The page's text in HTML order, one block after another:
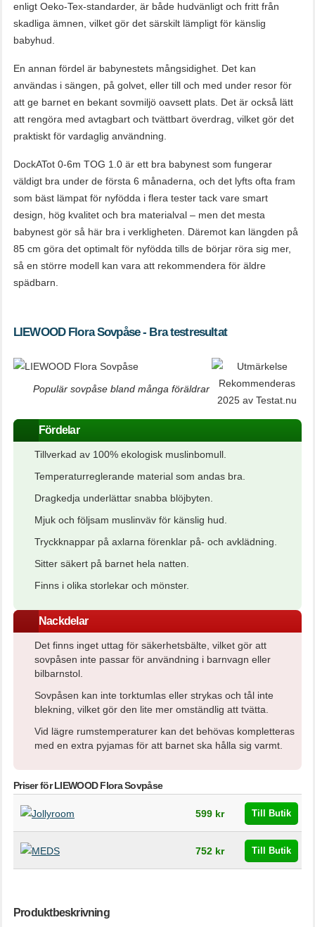
enligt Oeko-Tex-standarder, är både hudvänligt och fritt från
skadliga ämnen, vilket gör det särskilt lämpligt för känslig
babyhud.
En annan fördel är babynestets mångsidighet. Det kan
användas i sängen, på golvet, eller till och med under resor för
att ge barnet en bekant sovmiljö oavsett plats. Det är också lätt
att rengöra med avtagbart och tvättbart överdrag, vilket gör det
praktiskt för vardaglig användning.
DockATot 0-6m TOG 1.0 är ett bra babynest som fungerar
väldigt bra under de första 6 månaderna, och det lyfts ofta fram
som bäst lämpat för nyfödda i flera tester tack vare smart
design, hög kvalitet och bra materialval – men det mesta
babynest gör så här bra i verkligheten. Däremot kan längden på
85 cm göra det optimalt för nyfödda tills de börjar röra sig mer,
så en större modell kan vara att rekommendera för äldre
spädbarn.
LIEWOOD Flora Sovpåse - Bra testresultat
Populär sovpåse bland många föräldrar
Fördelar
Tillverkad av 100% ekologisk muslinbomull.
Temperaturreglerande material som andas bra.
Dragkedja underlättar snabba blöjbyten.
Mjuk och följsam muslinväv för känslig hud.
Tryckknappar på axlarna förenklar på- och avklädning.
Sitter säkert på barnet hela natten.
Finns i olika storlekar och mönster.
Nackdelar
Det finns inget uttag för säkerhetsbälte, vilket gör att
sovpåsen inte passar för användning i barnvagn eller
bilbarnstol.
Sovpåsen kan inte torktumlas eller strykas och tål inte
blekning, vilket gör den lite mer omständlig att tvätta.
Vid lägre rumstemperaturer kan det behövas kompletteras
med en extra pyjamas för att barnet ska hålla sig varmt.
Priser för LIEWOOD Flora Sovpåse
Butik
599 kr Till Butik
752 kr Till Butik
Produktbeskrivning